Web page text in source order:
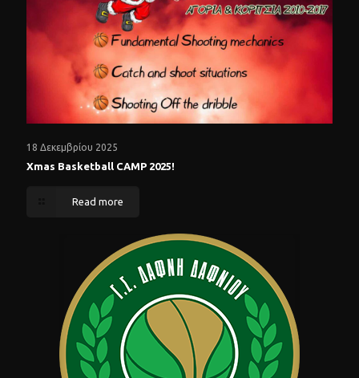
18 Δεκεμβρίου 2025
Xmas Basketball CAMP 2025!
Read more